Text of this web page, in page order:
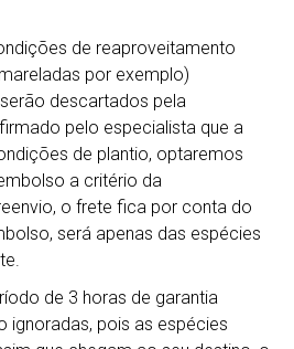
de reaproveitamento
por exemplo)
descartados pela
pelo especialista que a
de plantio, optaremos
a critério da
o frete fica por conta do
será apenas das espécies
de 3 horas de garantia
ignoradas, pois as espécies